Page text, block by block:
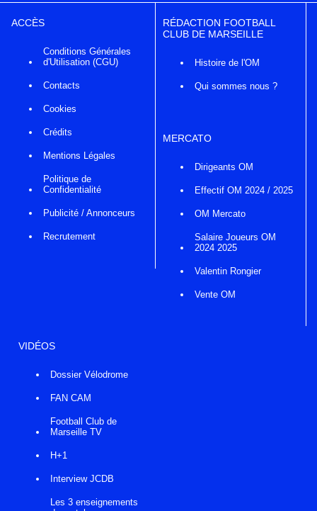
ACCÈS
Conditions Générales
d'Utilisation (CGU)
Contacts
Cookies
Crédits
Mentions Légales
Politique de
Confidentialité
Publicité / Annonceurs
Recrutement
RÉDACTION FOOTBALL
CLUB DE MARSEILLE
Histoire de l'OM
Qui sommes nous ?
MERCATO
Dirigeants OM
Effectif OM 2024 / 2025
OM Mercato
Salaire Joueurs OM
2024 2025
Valentin Rongier
Vente OM
VIDÉOS
Dossier Vélodrome
FAN CAM
Football Club de
Marseille TV
H+1
Interview JCDB
Les 3 enseignements